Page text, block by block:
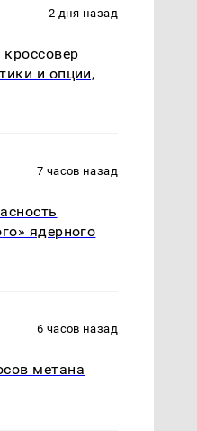
2 дня назад
и опции,
7 часов назад
ядерного
6 часов назад
метана